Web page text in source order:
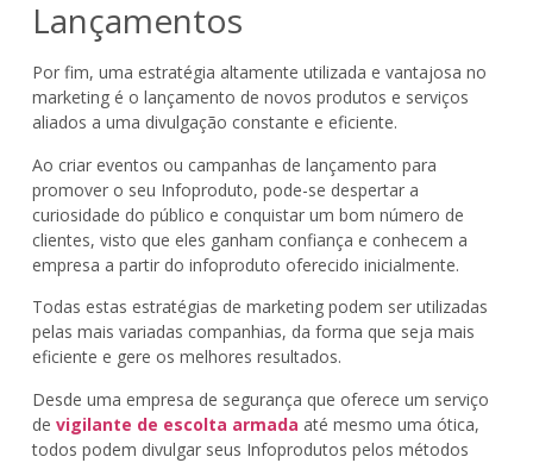
Lançamentos
Por fim, uma estratégia altamente utilizada e vantajosa no
marketing é o lançamento de novos produtos e serviços
aliados a uma divulgação constante e eficiente.
Ao criar eventos ou campanhas de lançamento para
promover o seu Infoproduto, pode-se despertar a
curiosidade do público e conquistar um bom número de
clientes, visto que eles ganham confiança e conhecem a
empresa a partir do infoproduto oferecido inicialmente.
Todas estas estratégias de marketing podem ser utilizadas
pelas mais variadas companhias, da forma que seja mais
eficiente e gere os melhores resultados.
Desde uma empresa de segurança que oferece um serviço
de vigilante de escolta armada até mesmo uma ótica,
todos podem divulgar seus Infoprodutos pelos métodos